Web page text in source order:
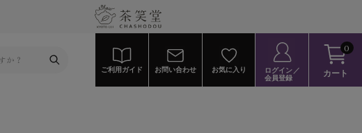
ご利用ガイド お問い合わせ お気に入り
ログイン／
会員登録
0
カート